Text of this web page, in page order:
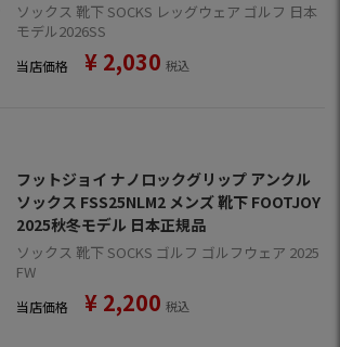
ソックス 靴下 SOCKS レッグウェア ゴルフ 日本
モデル2026SS
当店価格 ¥ 2,030 税込
フットジョイ ナノロックグリップ アンクル
ソックス FSS25NLM2 メンズ 靴下 FOOTJOY
2025秋冬モデル 日本正規品
ソックス 靴下 SOCKS ゴルフ ゴルフウェア 2025
FW
当店価格 ¥ 2,200 税込